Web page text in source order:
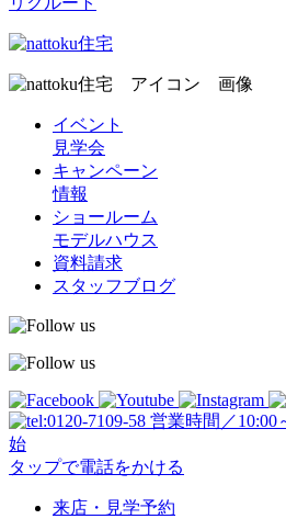
イベント
見学会
キャンペーン
情報
ショールーム
モデルハウス
資料請求
スタッフブログ
営業時間／
始
タップで電話をかける
来店・見学予約